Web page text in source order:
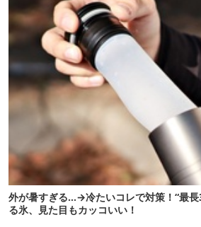
外が暑すぎる…→冷たいコレで対策！“最長
る氷、見た目もカッコいい！